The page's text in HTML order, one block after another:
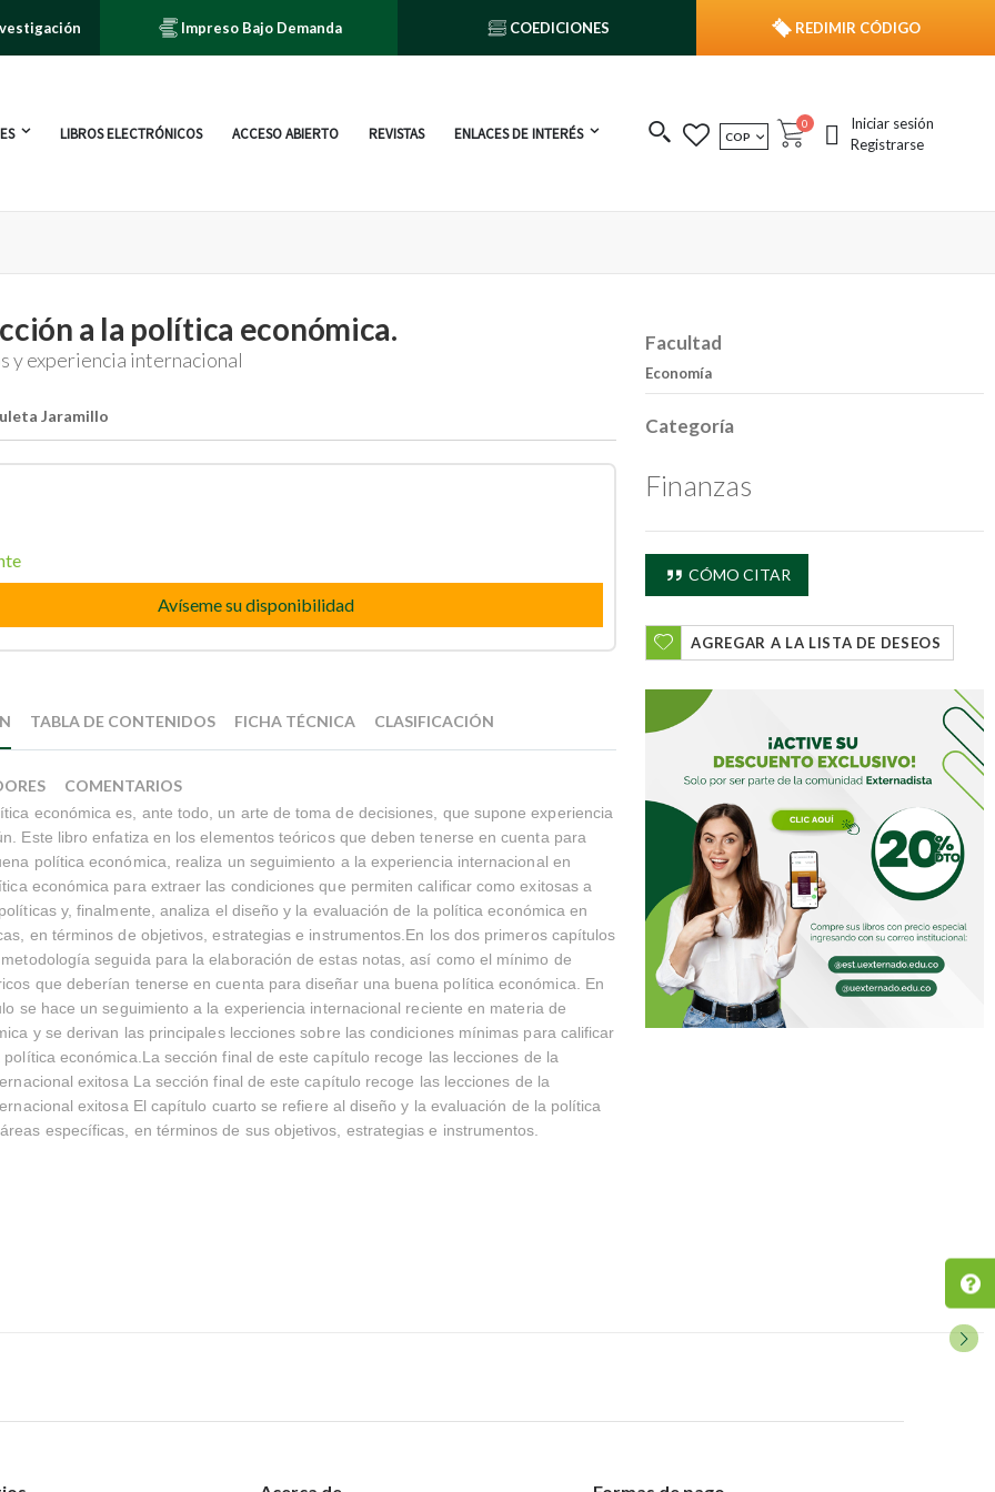
Impreso Bajo Demanda COEDICIONES REDIMIR CÓDIGO
LIBROS ELECTRÓNICOS ACCESO ABIERTO REVISTAS ENLACES DE INTERÉS MONEDA
COP Cart
0 publicacionesIniciar sesión
Registrarse
a la política económica.
y experiencia internacional
Jaramillo
Avíseme su disponibilidad
económica es, ante todo, un arte de toma de decisiones, que supone experiencia
Este libro enfatiza en los elementos teóricos que deben tenerse en cuenta para
política económica, realiza un seguimiento a la experiencia internacional en
económica para extraer las condiciones que permiten calificar como exitosas a
y, finalmente, analiza el diseño y la evaluación de la política económica en
en términos de objetivos, estrategias e instrumentos.En los dos primeros capítulos
seguida para la elaboración de estas notas, así como el mínimo de
que deberían tenerse en cuenta para diseñar una buena política económica. En
se hace un seguimiento a la experiencia internacional reciente en materia de
y se derivan las principales lecciones sobre las condiciones mínimas para calificar
económica.La sección final de este capítulo recoge las lecciones de la
exitosa La sección final de este capítulo recoge las lecciones de la
exitosa El capítulo cuarto se refiere al diseño y la evaluación de la política
específicas, en términos de sus objetivos, estrategias e instrumentos.
TABLA DE CONTENIDOS FICHA TÉCNICA CLASIFICACIÓN
COMENTARIOS
Facultad
Economía
Categoría
Finanzas
CÓMO CITAR
AGREGAR A LA LISTA DE DESEOS